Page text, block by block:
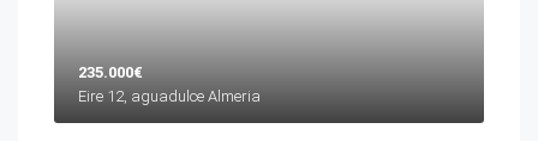
235.000€
Eire 12, aguadulce Almeria